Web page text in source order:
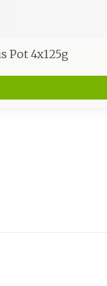
Pot 4x125g